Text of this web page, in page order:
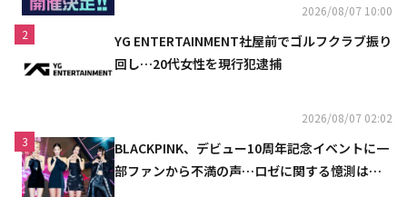
2026/08/07 10:00
2
YG ENTERTAINMENT社屋前でゴルフクラブ振り
回し…20代女性を現行犯逮捕
2026/08/07 02:02
3
BLACKPINK、デビュー10周年記念イベントに一
部ファンから不満の声…ロゼに関する憶測は否